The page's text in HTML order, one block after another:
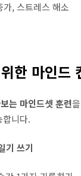
, 스트레스 해소
한 마인드
는 마인드셋 훈련
합니다.
기 쓰기